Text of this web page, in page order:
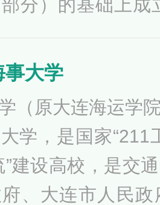
分）的基础上成
年1月原沈阳黄
转为教育部直属
和“985工程”重点
大学建设高校行
设高校行列。
事大学
（原大连海运学
学，是国家“211
”建设高校，是交
、大连市人民